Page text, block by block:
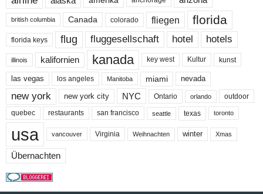
british columbia Canada colorado fliegen florida
florida keys flug fluggesellschaft hotel hotels
illinois kalifornien kanada key west Kultur kunst
las vegas los angeles Manitoba miami nevada
new york new york city NYC Ontario orlando outdoor
quebec restaurants san francisco seattle texas toronto
usa vancouver Virginia Weihnachten winter Xmas
Übernachten